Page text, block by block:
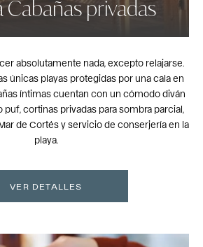
Cabañas privadas
absolutamente nada, excepto relajarse.
únicas playas protegidas por una cala en
íntimas cuentan con un cómodo diván
puf, cortinas privadas para sombra parcial,
de Cortés y servicio de conserjería en la
playa.
VER DETALLES